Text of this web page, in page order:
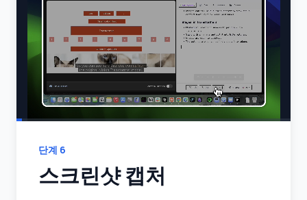
단계 6
스크린샷 캡처